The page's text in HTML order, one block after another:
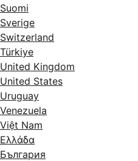
Suomi
Sverige
Switzerland
Türkiye
United Kingdom
United States
Uruguay
Venezuela
Việt Nam
Ελλάδα
България